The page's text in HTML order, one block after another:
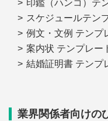
印鑑（ハンコ）テ
スケジュールテン
例文・文例 テンプ
案内状 テンプレー
結婚証明書 テンプ
業界関係者向けの